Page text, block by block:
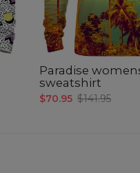
Paradise
sweatshirt
$70.95 $141.95